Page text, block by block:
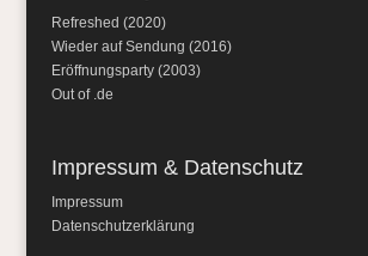
Refreshed (2020)
Wieder auf Sendung (2016)
Eröffnungsparty (2003)
Out of .de
Impressum & Datenschutz
Impressum
Datenschutzerklärung